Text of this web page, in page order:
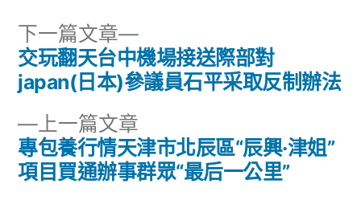
文
導
覽
上一篇文章
一
篇
專包養行情天津市北辰區“辰興·津姐”
項目買通辦事群眾“最后一公里”
下一篇文章
下
一
篇
交玩翻天台中機場接送際部對
japan(日本)參議員石平采取反制辦法